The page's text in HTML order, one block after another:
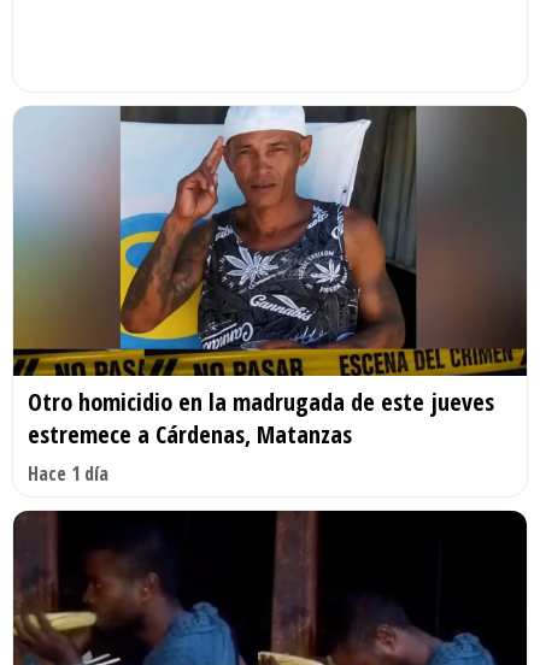
Otro homicidio en la madrugada de este jueves
estremece a Cárdenas, Matanzas
Hace 1 día